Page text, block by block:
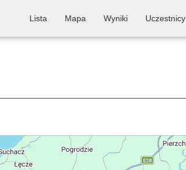
Lista Mapa Wyniki Uczestnicy